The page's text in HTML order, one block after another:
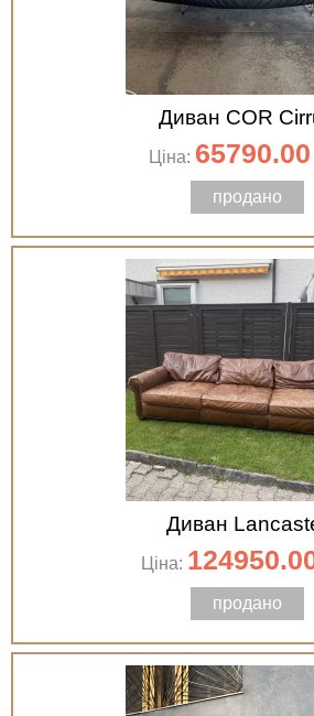
Диван COR
Ціна: 65790.00
продано
Диван
Ціна:
продано